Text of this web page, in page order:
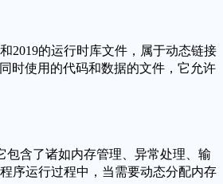
和2019的运行时库文件，属于动态链接
时使用的代码和数据的文件，它允许
包含了诸如内存管理、异常处理、输
序运行过程中，当需要动态分配内存